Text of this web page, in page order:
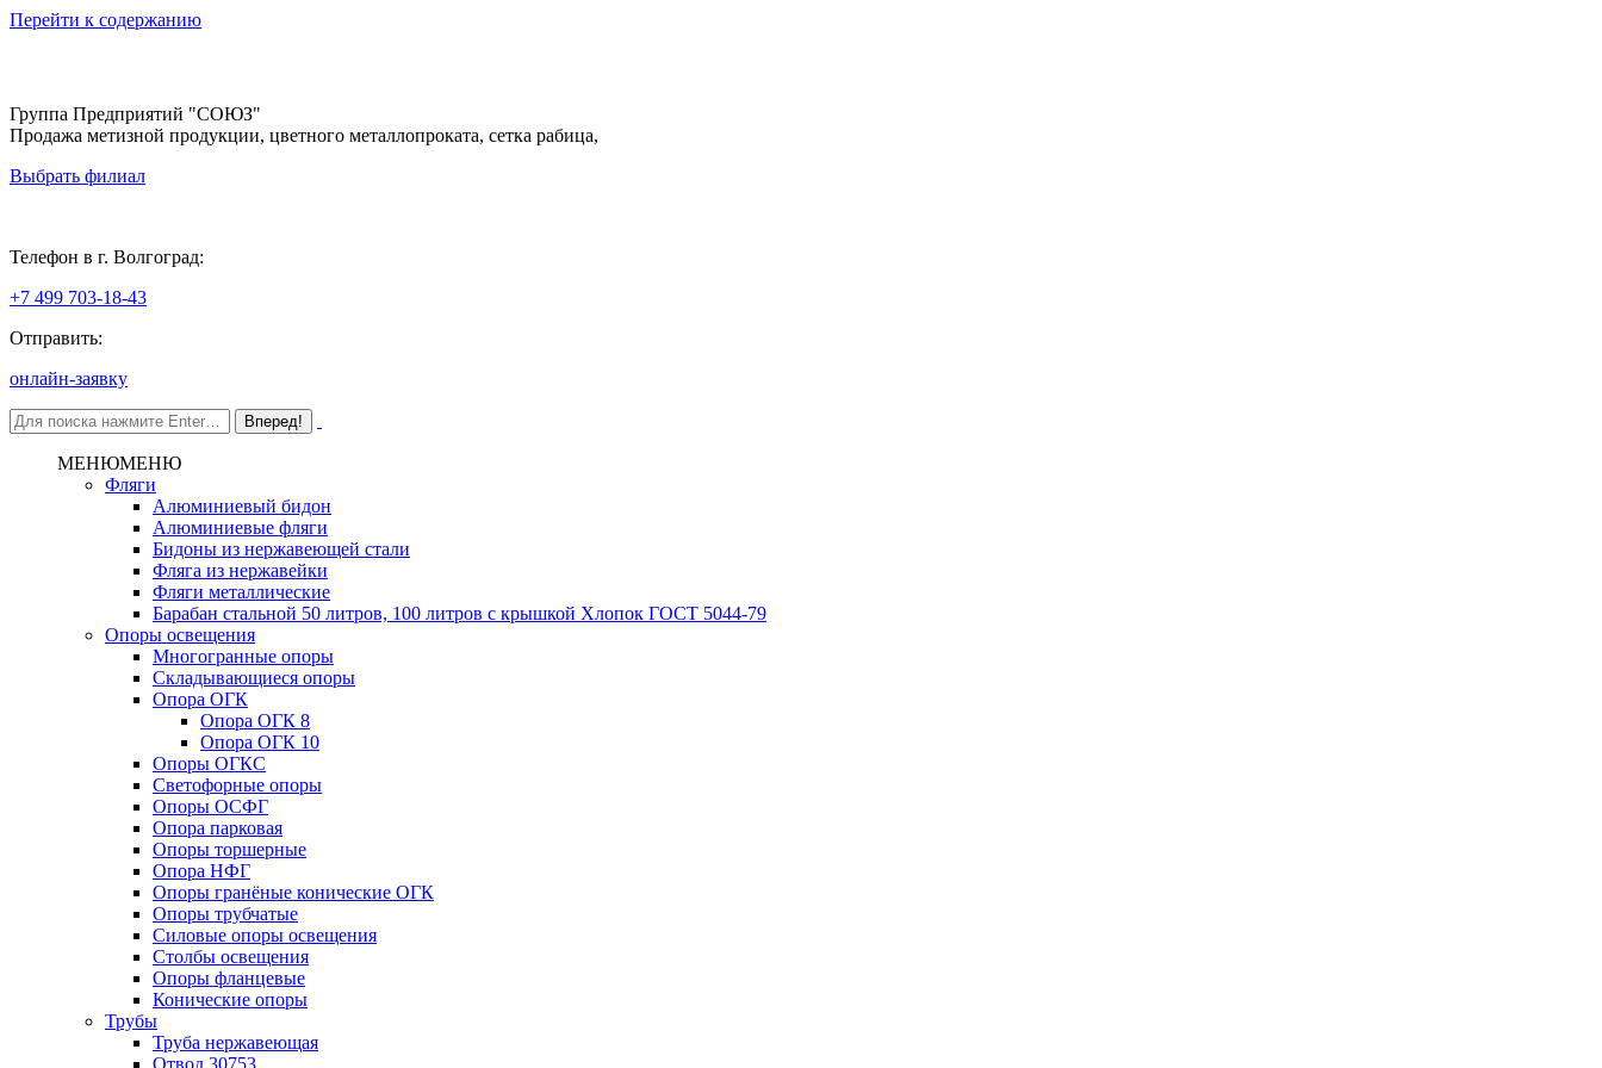
Перейти к содержанию
Группа Предприятий "СОЮЗ"
Продажа метизной продукции, цветного металлопроката, сетка рабица,
Выбрать филиал
Телефон в г. Волгоград:
+7 499 703-18-43
Отправить:
онлайн-заявку
МЕНЮМЕНЮ
Фляги
Алюминиевый бидон
Алюминиевые фляги
Бидоны из нержавеющей стали
Фляга из нержавейки
Фляги металлические
Барабан стальной 50 литров, 100 литров с крышкой Хлопок ГОСТ 5044-79
Опоры освещения
Многогранные опоры
Складывающиеся опоры
Опора ОГК
Опора ОГК 8
Опора ОГК 10
Опоры ОГКС
Светофорные опоры
Опоры ОСФГ
Опора парковая
Опоры торшерные
Опора НФГ
Опоры гранёные конические ОГК
Опоры трубчатые
Силовые опоры освещения
Столбы освещения
Опоры фланцевые
Конические опоры
Трубы
Труба нержавеющая
Отвод 30753